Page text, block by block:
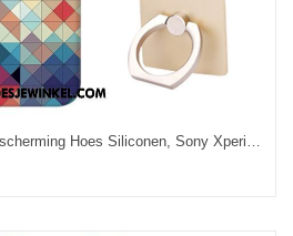
Sony Xperia E5 Hoesje Bescherming Hoes Siliconen, Sony Xperia E5 Hoesje Blauw Spotprent